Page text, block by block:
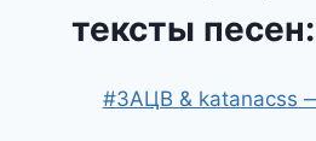
тексты песен:
#ЗАЦВ & katanacss